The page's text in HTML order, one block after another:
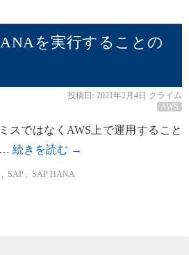
を実行することの
投稿日: 2021年2月4日 クライム
AWS
スではなくAWS上で運用すること
… 続きを読む →
SAP SAP HANA